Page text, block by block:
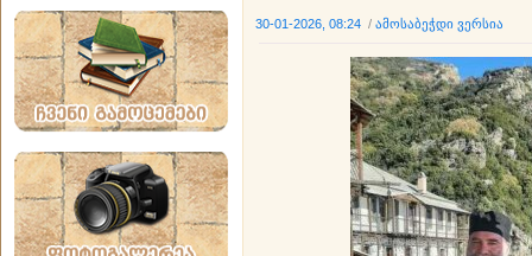
30-01-2026, 08:24 / ამოსაბეჭდი ვერსია